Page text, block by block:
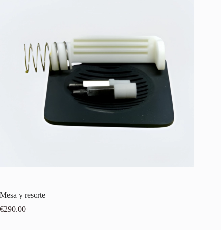
Mesa y resorte
€290.00